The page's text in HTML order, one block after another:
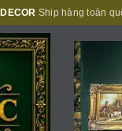
Ship hàng toàn